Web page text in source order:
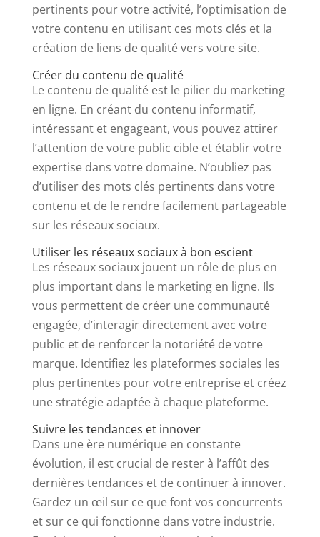
pertinents pour votre activité, l’optimisation de
votre contenu en utilisant ces mots clés et la
création de liens de qualité vers votre site.
Créer du contenu de qualité
Le contenu de qualité est le pilier du marketing
en ligne. En créant du contenu informatif,
intéressant et engageant, vous pouvez attirer
l’attention de votre public cible et établir votre
expertise dans votre domaine. N’oubliez pas
d’utiliser des mots clés pertinents dans votre
contenu et de le rendre facilement partageable
sur les réseaux sociaux.
Utiliser les réseaux sociaux à bon escient
Les réseaux sociaux jouent un rôle de plus en
plus important dans le marketing en ligne. Ils
vous permettent de créer une communauté
engagée, d’interagir directement avec votre
public et de renforcer la notoriété de votre
marque. Identifiez les plateformes sociales les
plus pertinentes pour votre entreprise et créez
une stratégie adaptée à chaque plateforme.
Suivre les tendances et innover
Dans une ère numérique en constante
évolution, il est crucial de rester à l’affût des
dernières tendances et de continuer à innover.
Gardez un œil sur ce que font vos concurrents
et sur ce qui fonctionne dans votre industrie.